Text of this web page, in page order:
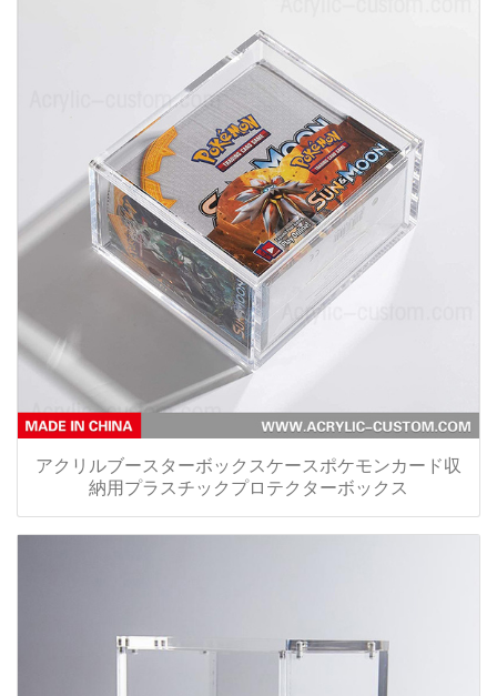
アクリルブースターボックスケースポケモンカード収
納用プラスチックプロテクターボックス